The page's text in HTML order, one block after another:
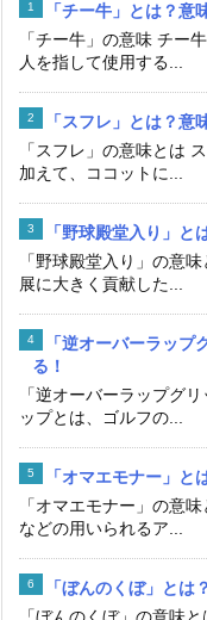
「チー牛」とは？意
「チー牛」の意味 チー
人を指して使用する...
「スフレ」とは？意
「スフレ」の意味とは
加えて、ココットに...
「野球殿堂入り」と
「野球殿堂入り」の意
展に大きく貢献した...
「逆オーバーラッ
る！
「逆オーバーラップグ
ップとは、ゴルフの...
「オマエモナー」と
「オマエモナー」の意
などの用いられるア...
「ぼんのくぼ」とは